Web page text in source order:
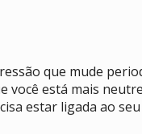
que mude
você está mais
estar ligada ao